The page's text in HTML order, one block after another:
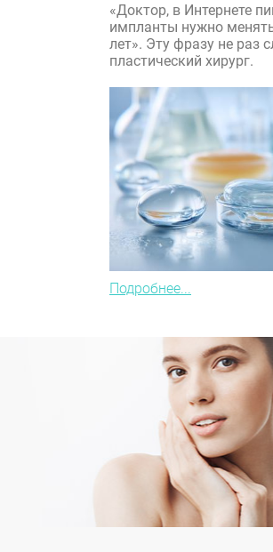
«Доктор, в Интернете
импланты нужно
лет». Эту фразу не раз
пластический хирург.
Подробнее...